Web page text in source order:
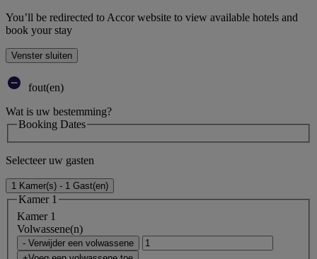
You’ll be redirected to Accor website to view available hotels and
book your stay
Venster sluiten
fout(en)
Wat is uw bestemming?
Booking Dates
Selecteer uw gasten
1 Kamer(s) - 1 Gast(en)
Kamer 1
Kamer 1
Volwassene(n)
- Verwijder een volwassene